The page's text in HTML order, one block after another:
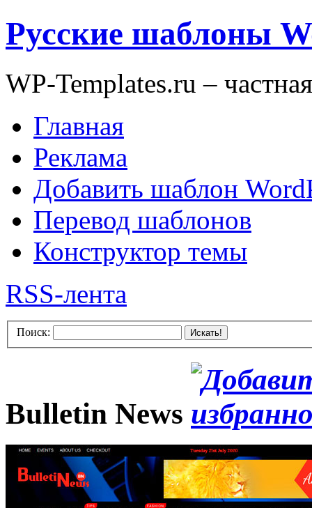
Русские шаблоны
WP-Templates.ru –
Главная
Реклама
Добавить шаблон
Перевод шаблонов
Конструктор темы
RSS-лента
Поиск: Искать!
Bulletin News